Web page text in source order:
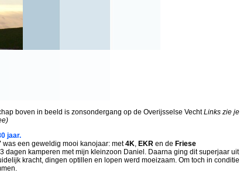
is zonsondergang op de Overijsselse Vecht Links zie je
jaar.
was een geweldig mooi kanojaar: met4K, EKR en de Friese
dagen kamperen met mijn kleinzoon Daniel. Daarna ging dit superjaar uit
kracht, dingen optillen en lopen werd moeizaam. Om toch in conditie